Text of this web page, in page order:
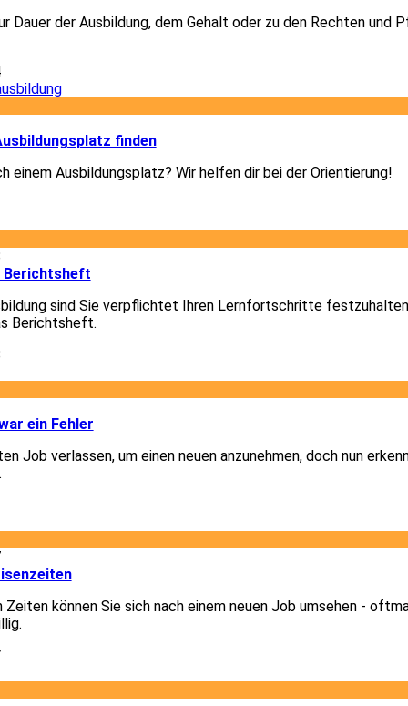
Dauer der Ausbildung, dem Gehalt oder zu den Rechten und
finden
einem Ausbildungsplatz? Wir helfen dir bei der Orientierung!
Berichtsheft
sind Sie verpflichtet Ihren Lernfortschritte
Berichtsheft.
ein Fehler
Job verlassen, um einen neuen anzunehmen, doch nun
Zeiten können Sie sich nach einem neuen Job umsehen -